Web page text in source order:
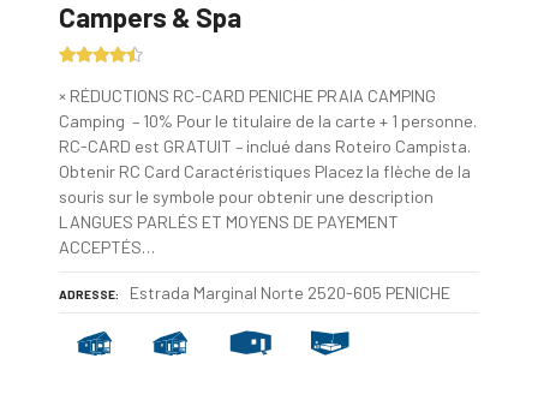
Campers & Spa
× RÉDUCTIONS RC-CARD PENICHE PRAIA CAMPING
Camping – 10% Pour le titulaire de la carte + 1 personne.
RC-CARD est GRATUIT – inclué dans Roteiro Campista.
Obtenir RC Card Caractéristiques Placez la flèche de la
souris sur le symbole pour obtenir une description
LANGUES PARLÉS ET MOYENS DE PAYEMENT
ACCEPTÉS…
ADRESSE Estrada Marginal Norte 2520-605 PENICHE